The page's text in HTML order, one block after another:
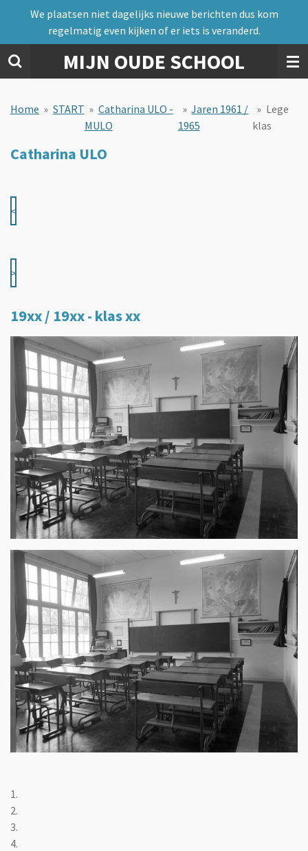
naar
de
hoofdinhoud
MIJN OUDE SCHOOL
We plaatsen niet dagelijks nieuwe berichten dus kom
regelmatig even kijken of er iets is veranderd.
Home » START » Catharina ULO -
MULO
» Jaren 1961 /
1965
» Lege
klas
Catharina ULO
<
>
19xx / 19xx - klas xx
1.
2.
3.
4.